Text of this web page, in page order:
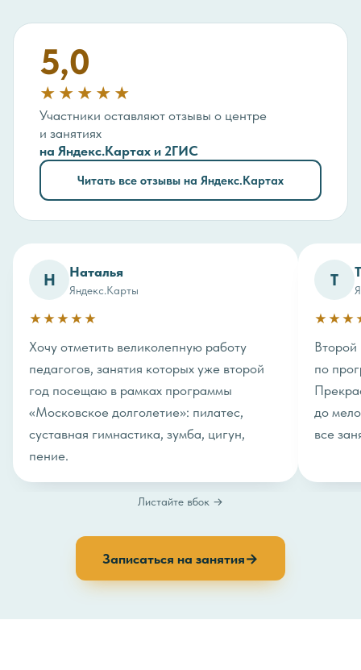
5,0
★★★★★
Участники оставляют отзывы о центре
и занятиях
на Яндекс.Картах и 2ГИС
Читать все отзывы на Яндекс.Картах
Н Наталья
Яндекс.Карты
★★★★★
Хочу отметить великолепную работу
педагогов, занятия которых уже второй
год посещаю в рамках программы
«Московское долголетие»: пилатес,
суставная гимнастика, зумба, цигун,
пение.
Т
по
до
все
Листайте вбок →
Записаться на занятия→